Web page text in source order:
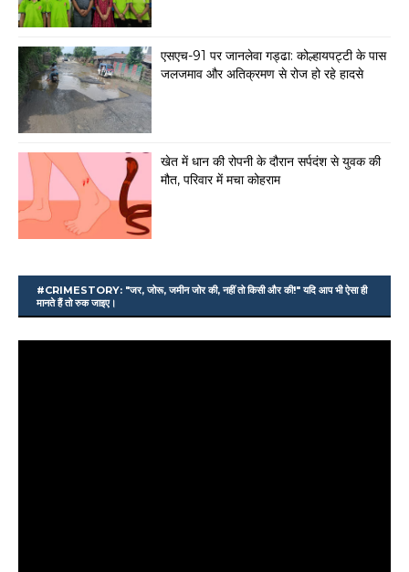
एसएच-91 पर जानलेवा गड्ढा: कोल्हायपट्टी के पास
जलजमाव और अतिक्रमण से रोज हो रहे हादसे
खेत में धान की रोपनी के दौरान सर्पदंश से युवक की
मौत, परिवार में मचा कोहराम
#CRIMESTORY: "जर, जोरू, जमीन जोर की, नहीं तो किसी और की!" यदि आप भी ऐसा ही
मानते हैं तो रुक जाइए।